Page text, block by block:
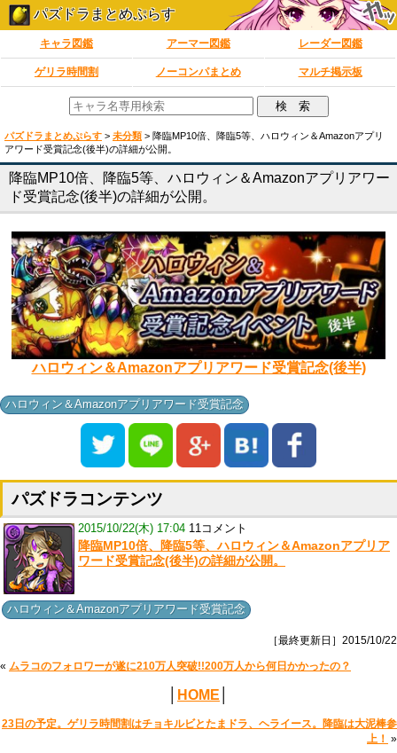
パズドラまとめぷらす
キャラ図鑑 アーマー図鑑 レーダー図鑑
ゲリラ時間割 ノーコンパまとめ マルチ掲示板
パズドラまとめぷらす > 未分類 > 降臨MP10倍、降臨5等、ハロウィン＆Amazonアプリ
アワード受賞記念(後半)の詳細が公開。
降臨MP10倍、降臨5等、ハロウィン＆Amazonアプリアワー
ド受賞記念(後半)の詳細が公開。
ハロウィン＆Amazonアプリアワード受賞記念(後半)
ハロウィン＆Amazonアプリアワード受賞記念
パズドラコンテンツ
2015/10/22(木) 17:04 11コメント
降臨MP10倍、降臨5等、ハロウィン＆Amazonアプリア
ワード受賞記念(後半)の詳細が公開。
ハロウィン＆Amazonアプリアワード受賞記念
［最終更新日］2015/10/22
« ムラコのフォロワーが遂に210万人突破!!200万人から何日かかったの？
HOME
23日の予定。ゲリラ時間割はチョキルビとたまドラ、ヘライース。降臨は大泥棒参
上！ »